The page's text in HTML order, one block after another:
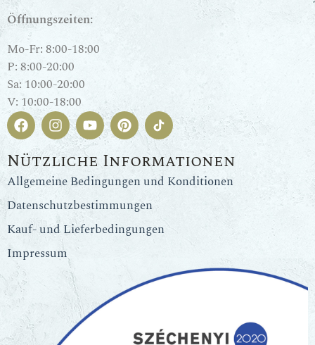
Öffnungszeiten:
Mo-Fr: 8:00-18:00
P: 8:00-20:00
Sa: 10:00-20:00
V: 10:00-18:00
Nützliche Informationen
Allgemeine Bedingungen und Konditionen
Datenschutzbestimmungen
Kauf- und Lieferbedingungen
Impressum